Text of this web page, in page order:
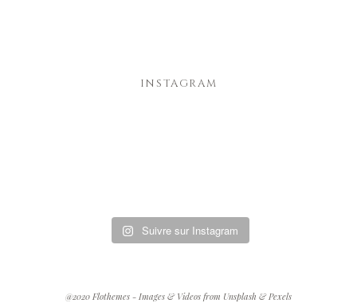
INSTAGRAM
Suivre sur Instagram
@2020 Flothemes - Images & Videos from Unsplash & Pexels